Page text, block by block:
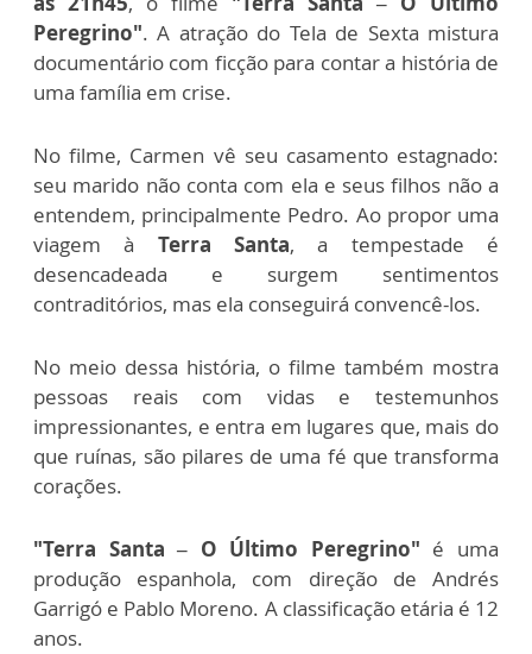
Peregrino". A atração do Tela de Sexta mistura
documentário com ficção para contar a história de
uma família em crise.
No filme, Carmen vê seu casamento estagnado:
seu marido não conta com ela e seus filhos não a
entendem, principalmente Pedro. Ao propor uma
viagem à Terra Santa, a tempestade é
desencadeada e surgem sentimentos
contraditórios, mas ela conseguirá convencê-los.
No meio dessa história, o filme também mostra
pessoas reais com vidas e testemunhos
impressionantes, e entra em lugares que, mais do
que ruínas, são pilares de uma fé que transforma
corações.
"Terra Santa – O Último Peregrino" é uma
produção espanhola, com direção de Andrés
Garrigó e Pablo Moreno. A classificação etária é 12
anos.